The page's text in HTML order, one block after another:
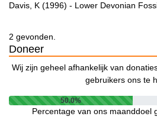
Davis, K (1996) - Lower Devonian
2 gevonden.
Doneer
Wij zijn geheel afhankelijk van
gebruikers ons te
50.0%
Percentage van ons maanddoel